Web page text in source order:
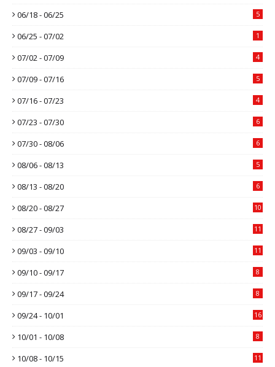
06/18 - 06/25 5
06/25 - 07/02 1
07/02 - 07/09 4
07/09 - 07/16 5
07/16 - 07/23 4
07/23 - 07/30 6
07/30 - 08/06 6
08/06 - 08/13 5
08/13 - 08/20 6
08/20 - 08/27 10
08/27 - 09/03 11
09/03 - 09/10 11
09/10 - 09/17 8
09/17 - 09/24 8
09/24 - 10/01 16
10/01 - 10/08 8
10/08 - 10/15 11